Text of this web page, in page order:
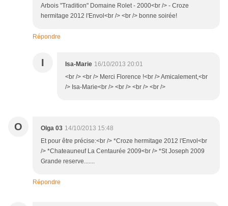
Arbois "Tradition" Domaine Rolet - 2000<br /> - Croze
hermitage 2012 l'Envol<br /> <br /> bonne soirée!
Répondre
I Isa-Marie 16/10/2013 20:01
<br /> <br /> Merci Florence !<br /> Amicalement,<br
/> Isa-Marie<br /> <br /> <br /> <br />
O Olga 03 14/10/2013 15:48
Et pour être précise:<br /> *Croze hermitage 2012 l'Envol<br
/> *Chateauneuf La Centaurée 2009<br /> *St Joseph 2009
Grande reserve.......
Répondre